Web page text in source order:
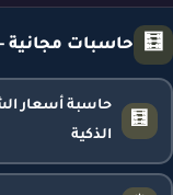
🧮 حاسبات مجانية
🧮
حاسبة أسعار
الذكية